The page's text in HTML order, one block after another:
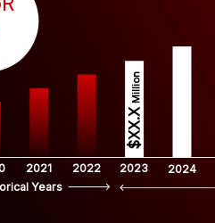
2021 2022 2023 2024
$XX.X
Million
Years